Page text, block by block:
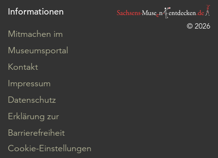
Informationen
Mitmachen im
Museumsportal
Kontakt
Impressum
Datenschutz
Erklärung zur
Barrierefreiheit
Cookie-Einstellungen
© 2026